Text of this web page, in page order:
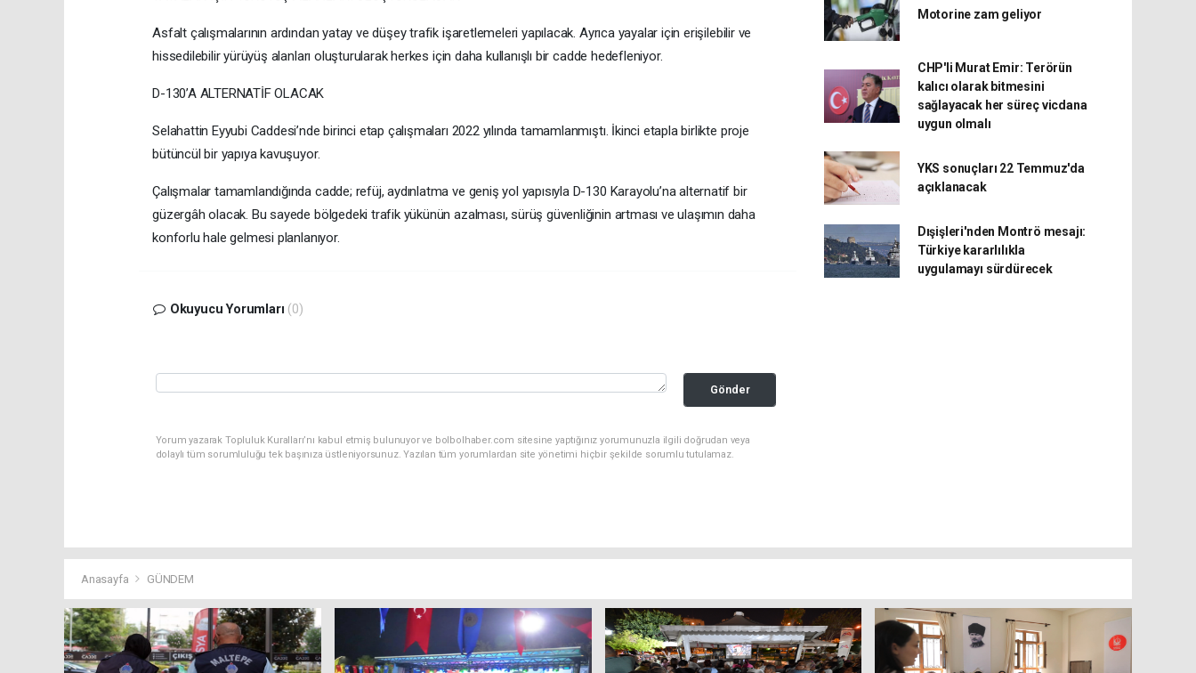
Asfalt çalışmalarının ardından yatay ve düşey trafik işaretlemeleri yapılacak. Ayrıca yayalar için erişilebilir ve
hissedilebilir yürüyüş alanları oluşturularak herkes için daha kullanışlı bir cadde hedefleniyor.
D-130’A ALTERNATİF OLACAK
Selahattin Eyyubi Caddesi’nde birinci etap çalışmaları 2022 yılında tamamlanmıştı. İkinci etapla birlikte proje
bütüncül bir yapıya kavuşuyor.
Çalışmalar tamamlandığında cadde; refüj, aydınlatma ve geniş yol yapısıyla D-130 Karayolu’na alternatif bir
güzergâh olacak. Bu sayede bölgedeki trafik yükünün azalması, sürüş güvenliğinin artması ve ulaşımın daha
konforlu hale gelmesi planlanıyor.
Okuyucu Yorumları (0)
Gönder
Yorum yazarak Topluluk Kuralları’nı kabul etmiş bulunuyor ve bolbolhaber.com sitesine yaptığınız yorumunuzla ilgili doğrudan veya
dolaylı tüm sorumluluğu tek başınıza üstleniyorsunuz. Yazılan tüm yorumlardan site yönetimi hiçbir şekilde sorumlu tutulamaz.
Motorine zam geliyor
CHP'li Murat Emir: Terörün
kalıcı olarak bitmesini
sağlayacak her süreç vicdana
uygun olmalı
YKS sonuçları 22 Temmuz'da
açıklanacak
Dışişleri'nden Montrö mesajı:
Türkiye kararlılıkla
uygulamayı sürdürecek
Anasayfa GÜNDEM